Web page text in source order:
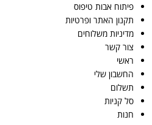
פיתוח אבות טיפוס
תקנון האתר ופרטיות
מדיניות משלוחים
צור קשר
ראשי
החשבון שלי
תשלום
סל קניות
חנות